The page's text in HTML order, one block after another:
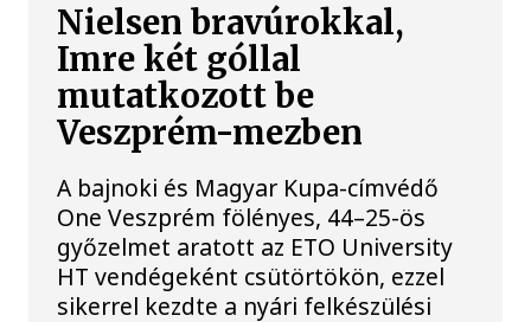
Nielsen bravúrokkal,
Imre két góllal
mutatkozott be
Veszprém-mezben
A bajnoki és Magyar Kupa-címvédő
One Veszprém fölényes, 44–25-ös
győzelmet aratott az ETO University
HT vendégeként csütörtökön, ezzel
sikerrel kezdte a nyári felkészülési